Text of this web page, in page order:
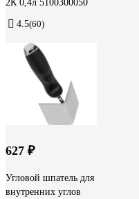
2К 0,4л 5100300050
4.5(60)
627 ₽
Угловой шпатель для
внутренних углов